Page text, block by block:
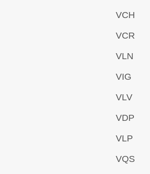
VCH
VCR
VLN
VIG
VLV
VDP
VLP
VQS